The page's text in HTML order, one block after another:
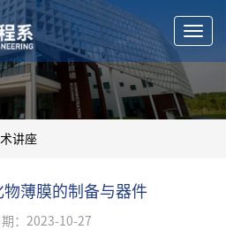
讲座
薄膜的制备与器件
期：2023-10-27